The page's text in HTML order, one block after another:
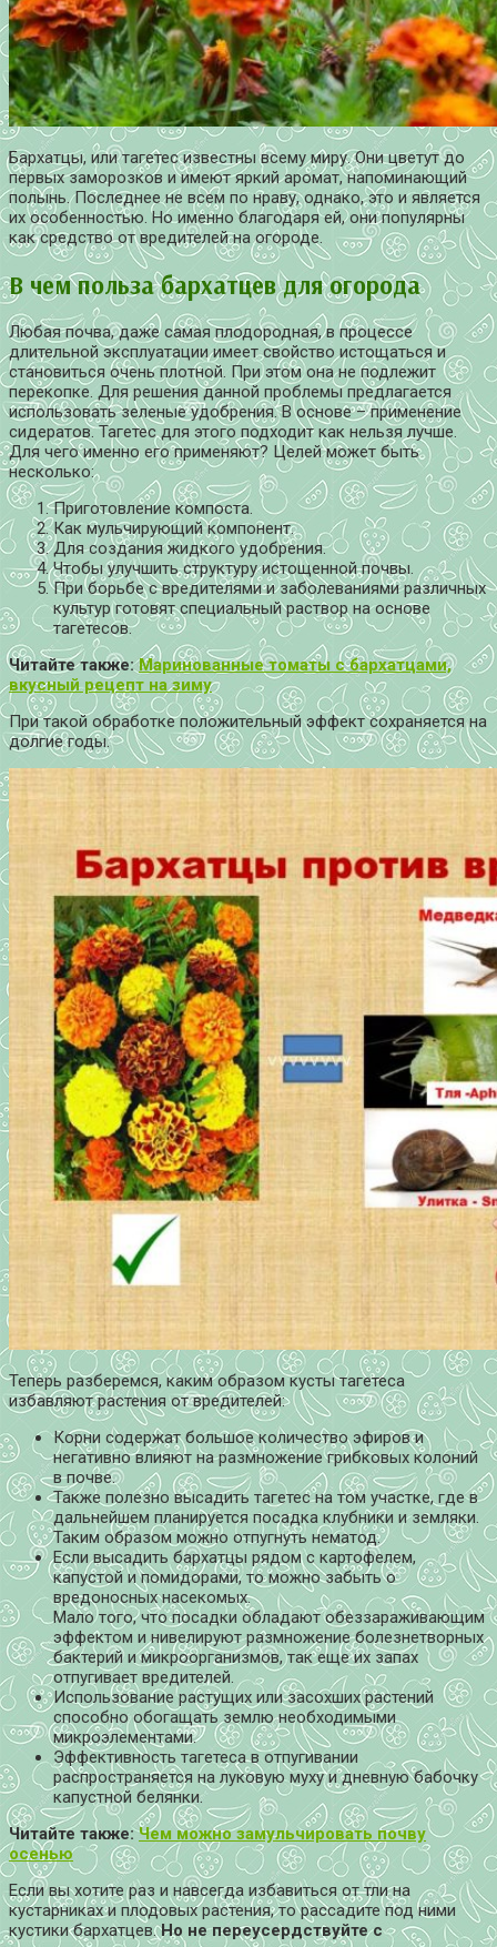
Бархатцы, или тагетес известны всему миру. Они цветут до
первых заморозков и имеют яркий аромат, напоминающий
полынь. Последнее не всем по нраву, однако, это и является
их особенностью. Но именно благодаря ей, они популярны
как средство от вредителей на огороде.
В чем польза бархатцев для огорода
Любая почва, даже самая плодородная, в процессе
длительной эксплуатации имеет свойство истощаться и
становиться очень плотной. При этом она не подлежит
перекопке. Для решения данной проблемы предлагается
использовать зеленые удобрения. В основе – применение
сидератов. Тагетес для этого подходит как нельзя лучше.
Для чего именно его применяют? Целей может быть
несколько:
Приготовление компоста.
Как мульчирующий компонент.
Для создания жидкого удобрения.
Чтобы улучшить структуру истощенной почвы.
При борьбе с вредителями и заболеваниями различных
культур готовят специальный раствор на основе
тагетесов.
Читайте также:Маринованные томаты с бархатцами,
вкусный рецепт на зиму
При такой обработке положительный эффект сохраняется на
долгие годы.
Теперь разберемся, каким образом кусты тагетеса
избавляют растения от вредителей:
Корни содержат большое количество эфиров и
негативно влияют на размножение грибковых колоний
в почве.
Также полезно высадить тагетес на том участке, где в
дальнейшем планируется посадка клубники и земляки.
Таким образом можно отпугнуть нематод.
Если высадить бархатцы рядом с картофелем,
капустой и помидорами, то можно забыть о
вредоносных насекомых.
Мало того, что посадки обладают обеззараживающим
эффектом и нивелируют размножение болезнетворных
бактерий и микроорганизмов, так еще их запах
отпугивает вредителей.
Использование растущих или засохших растений
способно обогащать землю необходимыми
микроэлементами.
Эффективность тагетеса в отпугивании
распространяется на луковую муху и дневную бабочку
капустной белянки.
Читайте также:Чем можно замульчировать почву
осенью
Если вы хотите раз и навсегда избавиться от тли на
кустарниках и плодовых растения, то рассадите под ними
кустики бархатцев.Но не переусердствуйте с